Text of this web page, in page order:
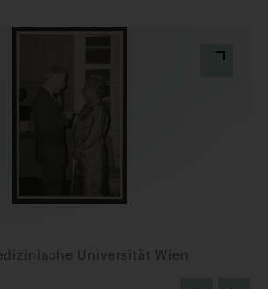
Universität Wien